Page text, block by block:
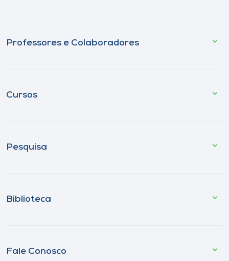
Professores e Colaboradores
Cursos
Pesquisa
Biblioteca
Fale Conosco